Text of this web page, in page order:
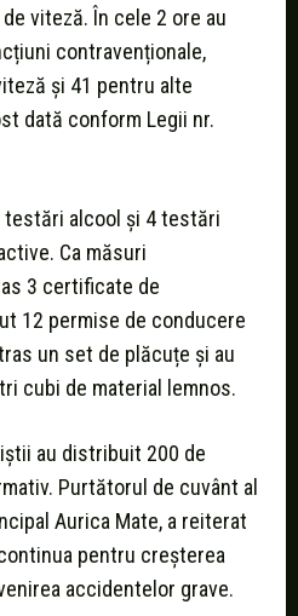
viteză. În cele 2 ore au
contravenționale,
și 41 pentru alte
dată conform Legii nr.
alcool și 4 testări
Ca măsuri
3 certificate de
12 permise de conducere
un set de plăcuțe și au
cubi de material lemnos.
au distribuit 200 de
Purtătorul de cuvânt al
Aurica Mate, a reiterat
pentru creșterea
accidentelor grave.